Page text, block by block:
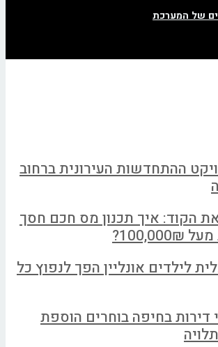
של המערכת
ההתחדשות העירונית ברחוב
הקוד: איך תכנון מס חכם חסך
לילדים אונליין הפך לנפוץ כל
דירות בחיפה בוחרים הוספת